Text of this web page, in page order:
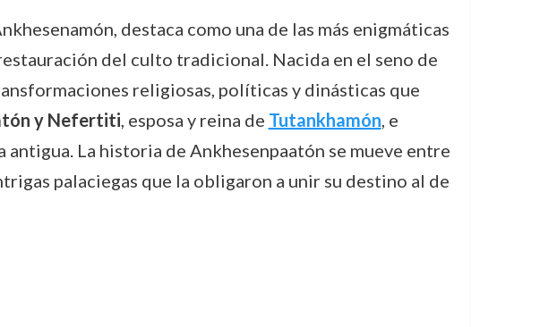
destaca como una de las más enigmáticas
del culto tradicional. Nacida en el seno de
religiosas, políticas y dinásticas que
y Nefertiti, esposa y reina de Tutankhamón, e
La historia de Ankhesenpaatón se mueve entre
palaciegas que la obligaron a unir su destino al de